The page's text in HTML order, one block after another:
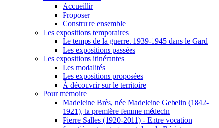
Accueillir
Proposer
Construire ensemble
Les expositions temporaires
Le temps de la guerre. 1939-1945 dans le Gard
Les expositions passées
Les expositions itinérantes
Les modalités
Les expositions proposées
À découvrir sur le territoire
Pour mémoire
Madeleine Brès, née Madeleine Gebelin (1842-
1921), la première femme médecin
Pierre Salles (1920-2011) - Entre vocation